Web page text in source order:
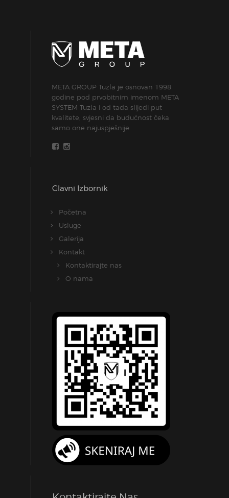
META GROUP Tuzla je osnovan 1998
godine pod prvobitnim imenom META
SYSTEM Tuzla i od tada slijedi put
kvalitete, svjesni da budućnost čeka
samo one najuspješnije.
Glavni Izbornik
Početna
Usluge
Galerija
Kontakt
Kontaktirajte nas
O nama